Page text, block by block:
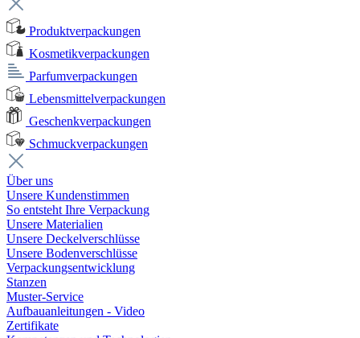
Produktverpackungen
Kosmetikverpackungen
Parfumverpackungen
Lebensmittelverpackungen
Geschenkverpackungen
Schmuckverpackungen
Über uns
Unsere Kundenstimmen
So entsteht Ihre Verpackung
Unsere Materialien
Unsere Deckelverschlüsse
Unsere Bodenverschlüsse
Verpackungsentwicklung
Stanzen
Muster-Service
Aufbauanleitungen - Video
Zertifikate